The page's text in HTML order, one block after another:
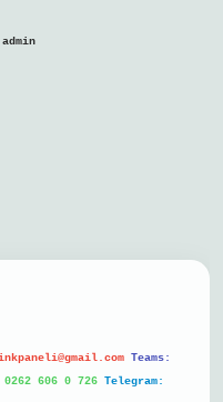
admin
Teams:
0262 606 0 726 Telegram: